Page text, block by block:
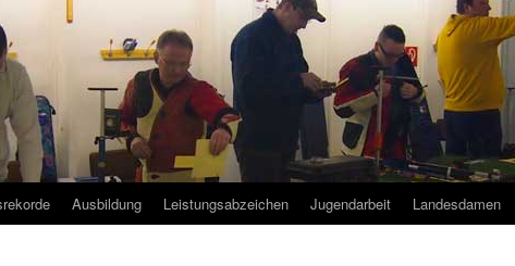
Ausbildung Leistungsabzeichen Jugendarbeit Landesdamen